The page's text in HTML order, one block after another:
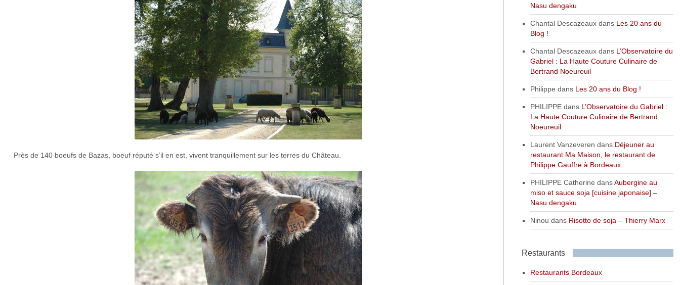
Près de 140 boeufs de Bazas, boeuf réputé s’il en est, vivent tranquillement sur les terres du Château.
Nasu dengaku
Chantal Descazeauxdans Les 20 ans du
Blog !
Chantal Descazeauxdans L’Observatoire du
Gabriel : La Haute Couture Culinaire de
Bertrand Noeureuil
Philippe dans Les 20 ans du Blog !
PHILIPPEdans L’Observatoire du Gabriel :
La Haute Couture Culinaire de Bertrand
Noeureuil
Laurent Vanzeveren dans Déjeuner au
restaurant Ma Maison, le restaurant de
Philippe Gauffre à Bordeaux
PHILIPPE Catherine dansAubergine au
miso et sauce soja [cuisine japonaise] –
Nasu dengaku
Ninou dans Risotto de soja – Thierry Marx
Restaurants
Restaurants Bordeaux